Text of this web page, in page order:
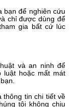
bạn để nghiên cứu
chỉ được dùng để
gia bất cứ lúc
và an ninh để
luật hoặc mất mát
thông tin chi tiết về
tôi không chịu